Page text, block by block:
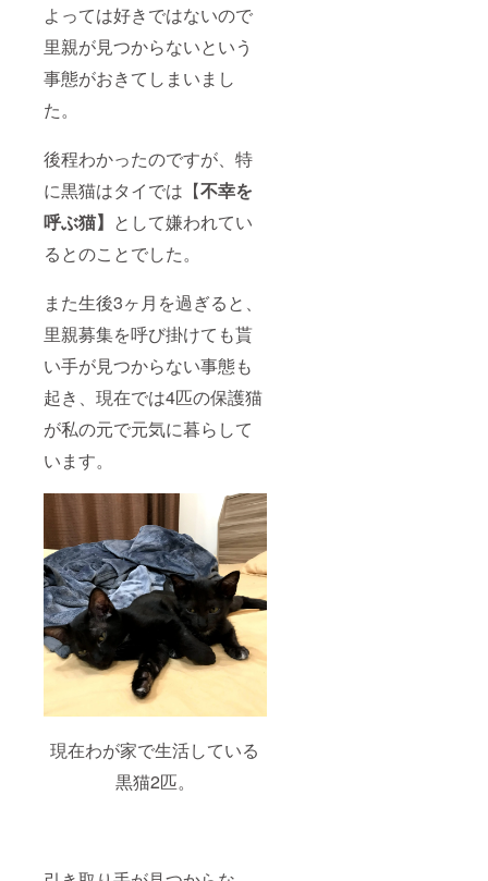
よっては好きではないので
里親が見つからないという
事態がおきてしまいまし
た。
後程わかったのですが、特
に黒猫はタイでは【不幸を
呼ぶ猫】 として嫌われてい
るとのことでした。
また生後3ヶ月を過ぎると、
里親募集を呼び掛けても貰
い手が見つからない事態も
起き、現在では4匹の保護猫
が私の元で元気に暮らして
います。
現在わが家で生活している
黒猫2匹。